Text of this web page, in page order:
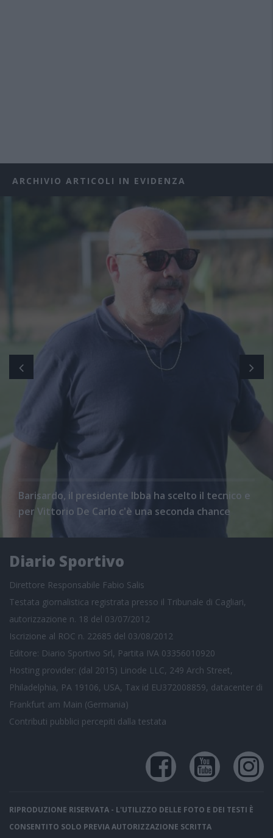
ARCHIVIO ARTICOLI IN EVIDENZA
Barisardo, il presidente Ibba ha scelto il tecnico e
per Vittorio De Carlo c'è una seconda chance
Diario Sportivo
Direttore Responsabile Fabio Salis
Testata giornalistica registrata presso il Tribunale di Cagliari,
autorizzazione n. 18 del 03/07/2012
Iscrizione al ROC n. 22685 del 03/08/2012
Editore: Diario Sportivo Srl, Partita IVA 03356010920
Hosting provider: (dal 2015) Linode LLC, 249 Arch Street,
Philadelphia, PA 19106, USA, Tax id EU372008859, datacenter di
Frankfurt am Main (Germania)
Contributi pubblici percepiti dalla testata
RIPRODUZIONE RISERVATA - L'UTILIZZO DELLE FOTO E DEI TESTI È
CONSENTITO SOLO PREVIA AUTORIZZAZIONE SCRITTA